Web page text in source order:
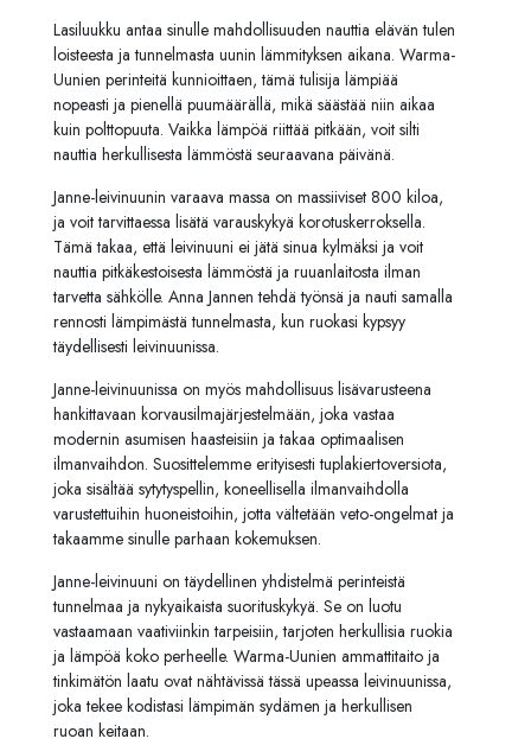
Lasiluukku antaa sinulle mahdollisuuden nauttia elävän tulen
loisteesta ja tunnelmasta uunin lämmityksen aikana. Warma-
Uunien perinteitä kunnioittaen, tämä tulisija lämpiää
nopeasti ja pienellä puumäärällä, mikä säästää niin aikaa
kuin polttopuuta. Vaikka lämpöä riittää pitkään, voit silti
nauttia herkullisesta lämmöstä seuraavana päivänä.
Janne-leivinuunin varaava massa on massiiviset 800 kiloa,
ja voit tarvittaessa lisätä varauskykyä korotuskerroksella.
Tämä takaa, että leivinuuni ei jätä sinua kylmäksi ja voit
nauttia pitkäkestoisesta lämmöstä ja ruuanlaitosta ilman
tarvetta sähkölle. Anna Jannen tehdä työnsä ja nauti samalla
rennosti lämpimästä tunnelmasta, kun ruokasi kypsyy
täydellisesti leivinuunissa.
Janne-leivinuunissa on myös mahdollisuus lisävarusteena
hankittavaan korvausilmajärjestelmään, joka vastaa
modernin asumisen haasteisiin ja takaa optimaalisen
ilmanvaihdon. Suosittelemme erityisesti tuplakiertoversiota,
joka sisältää sytytyspellin, koneellisella ilmanvaihdolla
varustettuihin huoneistoihin, jotta vältetään veto-ongelmat ja
takaamme sinulle parhaan kokemuksen.
Janne-leivinuuni on täydellinen yhdistelmä perinteistä
tunnelmaa ja nykyaikaista suorituskykyä. Se on luotu
vastaamaan vaativiinkin tarpeisiin, tarjoten herkullisia ruokia
ja lämpöä koko perheelle. Warma-Uunien ammattitaito ja
tinkimätön laatu ovat nähtävissä tässä upeassa leivinuunissa,
joka tekee kodistasi lämpimän sydämen ja herkullisen
ruoan keitaan.